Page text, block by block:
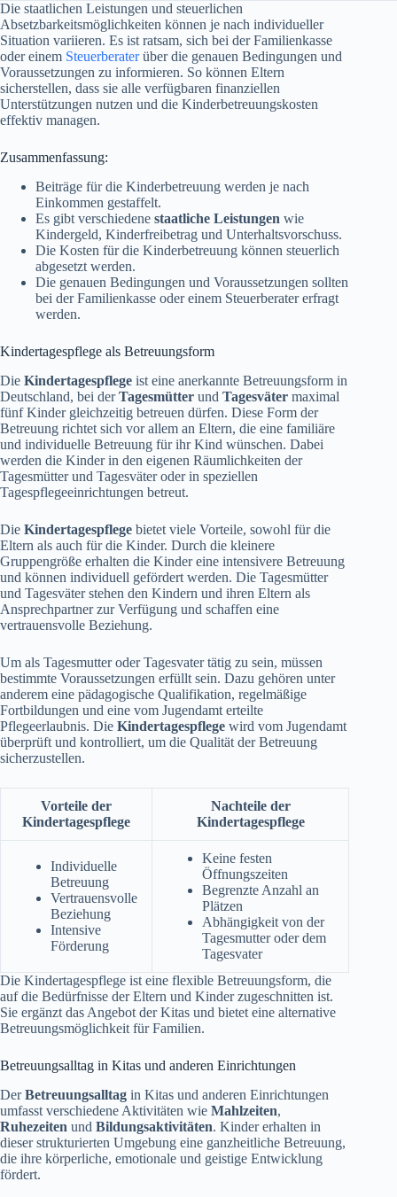
Die staatlichen Leistungen und steuerlichen
Absetzbarkeitsmöglichkeiten können je nach individueller
Situation variieren. Es ist ratsam, sich bei der Familienkasse
oder einem Steuerberaterüber die genauen Bedingungen und
Voraussetzungen zu informieren. So können Eltern
sicherstellen, dass sie alle verfügbaren finanziellen
Unterstützungen nutzen und die Kinderbetreuungskosten
effektiv managen.
Zusammenfassung:
Beiträge für die Kinderbetreuung werden je nach
Einkommen gestaffelt.
Es gibt verschiedene staatliche Leistungen wie
Kindergeld, Kinderfreibetrag und Unterhaltsvorschuss.
Die Kosten für die Kinderbetreuung können steuerlich
abgesetzt werden.
Die genauen Bedingungen und Voraussetzungen sollten
bei der Familienkasse oder einem Steuerberater erfragt
werden.
Kindertagespflege als Betreuungsform
Die Kindertagespflege ist eine anerkannte Betreuungsform in
Deutschland, bei derTagesmütter und Tagesväter maximal
fünf Kinder gleichzeitig betreuen dürfen. Diese Form der
Betreuung richtet sich vor allem an Eltern, die eine familiäre
und individuelle Betreuung für ihr Kind wünschen. Dabei
werden die Kinder in den eigenen Räumlichkeiten der
Tagesmütter und Tagesväter oder in speziellen
Tagespflegeeinrichtungen betreut.
Die Kindertagespflege bietet viele Vorteile, sowohl für die
Eltern als auch für die Kinder. Durch die kleinere
Gruppengröße erhalten die Kinder eine intensivere Betreuung
und können individuell gefördert werden. Die Tagesmütter
und Tagesväter stehen den Kindern und ihren Eltern als
Ansprechpartner zur Verfügung und schaffen eine
vertrauensvolle Beziehung.
Um als Tagesmutter oder Tagesvater tätig zu sein, müssen
bestimmte Voraussetzungen erfüllt sein. Dazu gehören unter
anderem eine pädagogische Qualifikation, regelmäßige
Fortbildungen und eine vom Jugendamt erteilte
Pflegeerlaubnis. Die Kindertagespflege wird vom Jugendamt
überprüft und kontrolliert, um die Qualität der Betreuung
sicherzustellen.
Vorteile der
Kindertagespflege
Nachteile der
Kindertagespflege
Individuelle
Betreuung
Vertrauensvolle
Beziehung
Intensive
Förderung
Keine festen
Öffnungszeiten
Begrenzte Anzahl an
Plätzen
Abhängigkeit von der
Tagesmutter oder dem
Tagesvater
Die Kindertagespflege ist eine flexible Betreuungsform, die
auf die Bedürfnisse der Eltern und Kinder zugeschnitten ist.
Sie ergänzt das Angebot der Kitas und bietet eine alternative
Betreuungsmöglichkeit für Familien.
Betreuungsalltag in Kitas und anderen Einrichtungen
DerBetreuungsalltag in Kitas und anderen Einrichtungen
umfasst verschiedene Aktivitäten wie Mahlzeiten,
Ruhezeiten und Bildungsaktivitäten. Kinder erhalten in
dieser strukturierten Umgebung eine ganzheitliche Betreuung,
die ihre körperliche, emotionale und geistige Entwicklung
fördert.